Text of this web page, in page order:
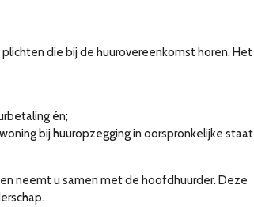
die bij de huurovereenkomst horen. Het
én;
bij huuropzegging in oorspronkelijke staat
neemt u samen met de hoofdhuurder. Deze